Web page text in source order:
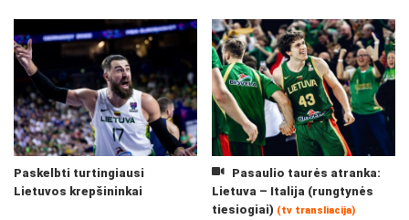
Paskelbti turtingiausi
Lietuvos krepšininkai
Pasaulio taurės atranka:
Lietuva – Italija (rungtynės
tiesiogiai) (tv transliacija)